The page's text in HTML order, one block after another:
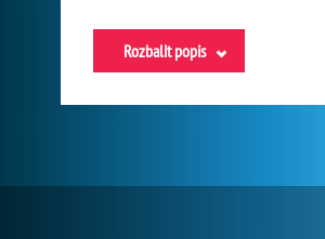
Rozbalit popis